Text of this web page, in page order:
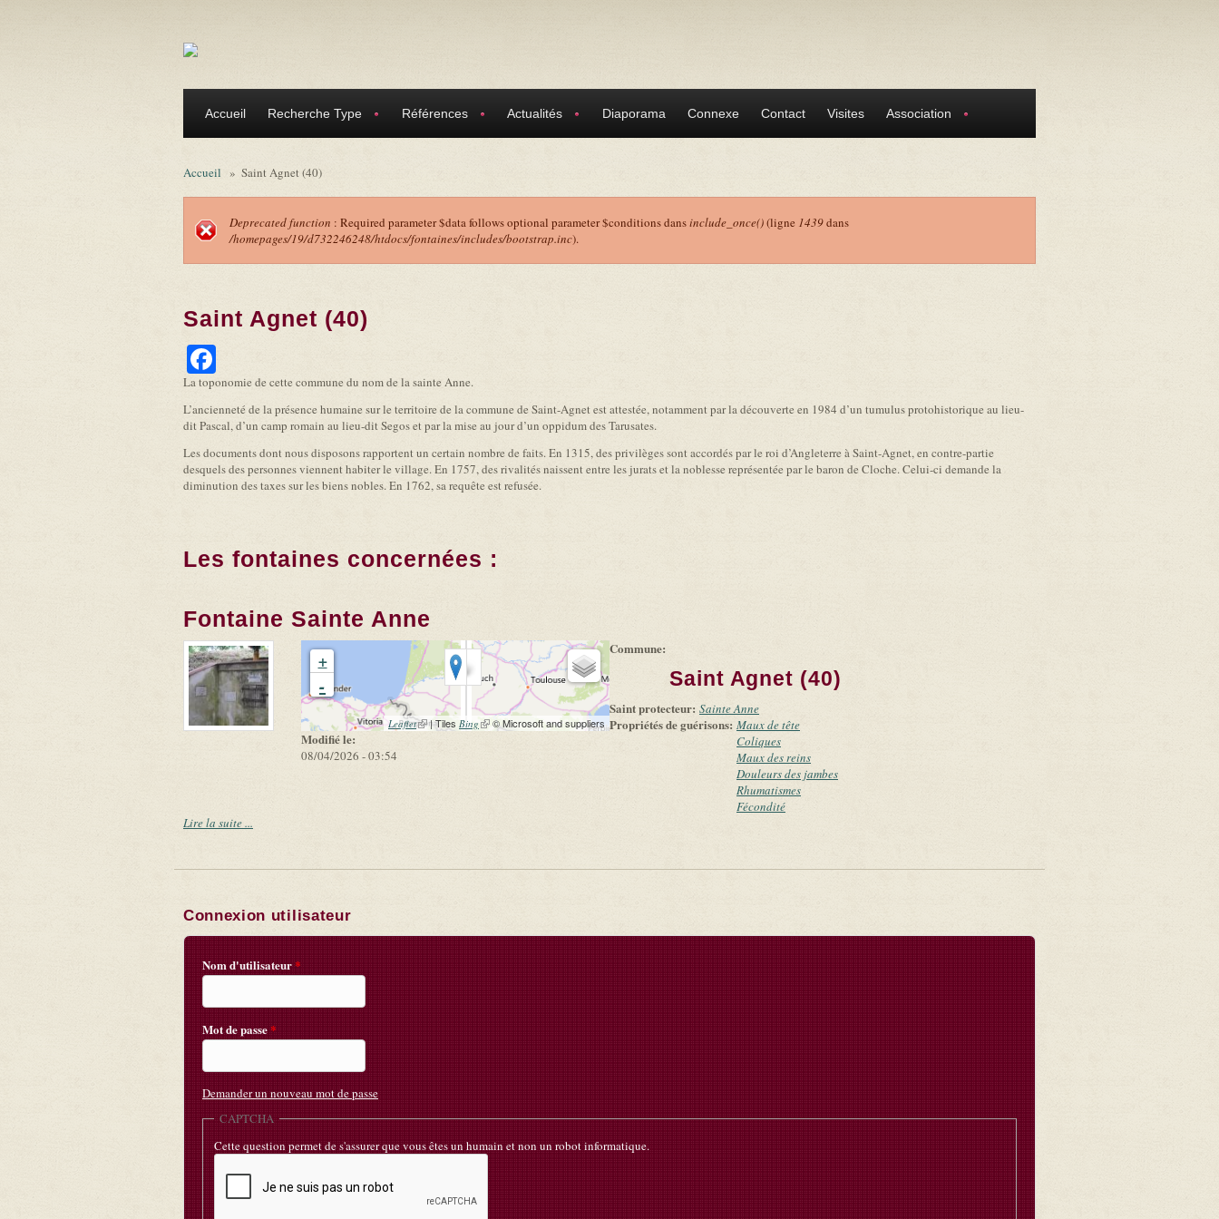
Accueil Recherche Type Références Actualités Diaporama Connexe Contact Visites Association
Accueil » Saint Agnet (40)
Message d'erreur
Deprecated function : Required parameter $data follows optional parameter $conditions dansinclude_once()(ligne 1439dans
/homepages/19/d732246248/htdocs/fontaines/includes/bootstrap.inc).
Saint Agnet (40)
La toponomie de cette commune du nom de la sainte Anne.
L’ancienneté de la présence humaine sur le territoire de la commune de Saint-Agnet est attestée, notamment par la découverte en 1984 d’un tumulus protohistorique au lieu-
dit Pascal, d’un camp romain au lieu-dit Segos et par la mise au jour d’un oppidum des Tarusates.
Les documents dont nous disposons rapportent un certain nombre de faits. En 1315, des privilèges sont accordés par le roi d’Angleterre à Saint-Agnet, en contre-partie
desquels des personnes viennent habiter le village. En 1757, des rivalités naissent entre les jurats et la noblesse représentée par le baron de Cloche. Celui-ci demande la
diminution des taxes sur les biens nobles. En 1762, sa requête est refusée.
Les fontaines concernées :
Fontaine Sainte Anne
+
-
Leaflet(link is external)
| Tiles Bing (link is external)
© Microsoft and suppliers
Modifié le:
08/04/2026 - 03:54
Commune:
Saint Agnet (40)
Saint protecteur: Sainte Anne
Propriétés de guérisons: Maux de tête
Coliques
Maux des reins
Douleurs des jambes
Rhumatismes
Fécondité
Lire la suite ...
Connexion utilisateur
Nom d'utilisateur*
Mot de passe*
Demander un nouveau mot de passe
CAPTCHA
Cette question permet de s'assurer que vous êtes un humain et non un robot informatique.